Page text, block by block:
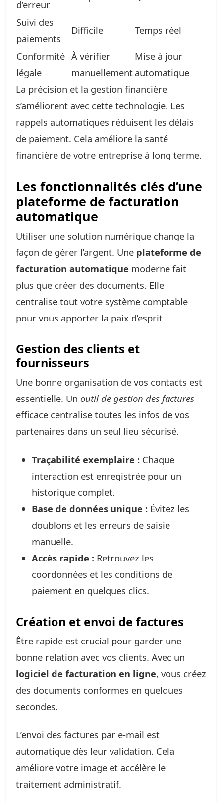
d’erreur
Suivi des
paiements
Difficile Temps réel
Conformité
légale
À vérifier
manuellement
Mise à jour
automatique
La précision et la gestion financière
s’améliorent avec cette technologie. Les
rappels automatiques réduisent les délais
de paiement. Cela améliore la santé
financière de votre entreprise à long terme.
Les fonctionnalités clés d’une
plateforme de facturation
automatique
Utiliser une solution numérique change la
façon de gérer l’argent. Une plateforme de
facturation automatique moderne fait
plus que créer des documents. Elle
centralise tout votre système comptable
pour vous apporter la paix d’esprit.
Gestion des clients et
fournisseurs
Une bonne organisation de vos contacts est
essentielle. Un outil de gestion des factures
efficace centralise toutes les infos de vos
partenaires dans un seul lieu sécurisé.
Traçabilité exemplaire : Chaque
interaction est enregistrée pour un
historique complet.
Base de données unique : Évitez les
doublons et les erreurs de saisie
manuelle.
Accès rapide : Retrouvez les
coordonnées et les conditions de
paiement en quelques clics.
Création et envoi de factures
Être rapide est crucial pour garder une
bonne relation avec vos clients. Avec un
logiciel de facturation en ligne, vous créez
des documents conformes en quelques
secondes.
L’envoi des factures par e-mail est
automatique dès leur validation. Cela
améliore votre image et accélère le
traitement administratif.